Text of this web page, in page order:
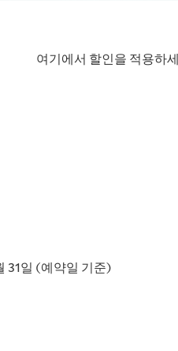
여기에서 할인을 적용하
31일 (예약일 기준)